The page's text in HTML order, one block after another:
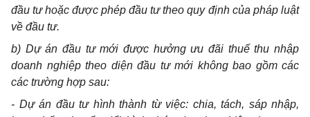
đầu tư hoặc được phép đầu tư theo quy định của pháp luật
về đầu tư.
b) Dự án đầu tư mới được hưởng ưu đãi thuế thu nhập
doanh nghiệp theo diện đầu tư mới không bao gồm các
các trường hợp sau:
- Dự án đầu tư hình thành từ việc: chia, tách, sáp nhập,